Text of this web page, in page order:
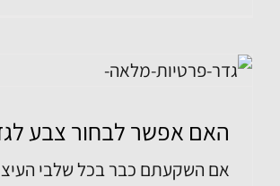
האם אפשר לבחור צבע
אם השקעתם כבר בכל שלבי